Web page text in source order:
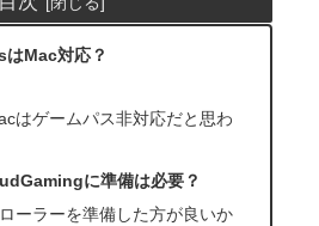
Mac対応？
はゲームパス非対応だと思わ
に準備は必要？
ーラーを準備した方が良いか